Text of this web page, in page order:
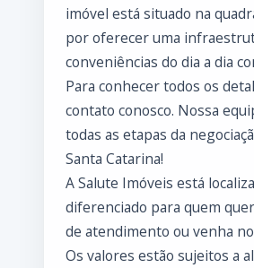
imóvel está situado na
por oferecer uma
conveniências do dia a dia
Para conhecer todos os
contato conosco. Nossa
todas as etapas da
Santa Catarina!
A Salute Imóveis está
diferenciado para quem
de atendimento ou venha
Os valores estão sujeitos a